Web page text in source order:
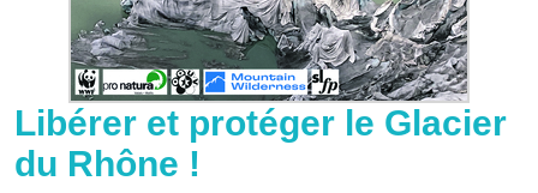
privatwirtschaftlichen Weltraumnetzen.
Libérer et protéger le Glacier
du Rhône !